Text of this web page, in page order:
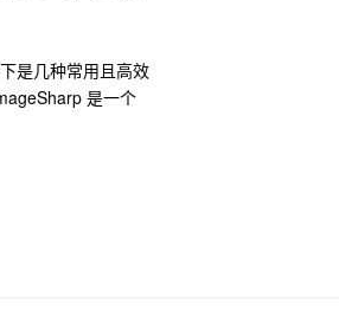
是几种常用且高效
是一个